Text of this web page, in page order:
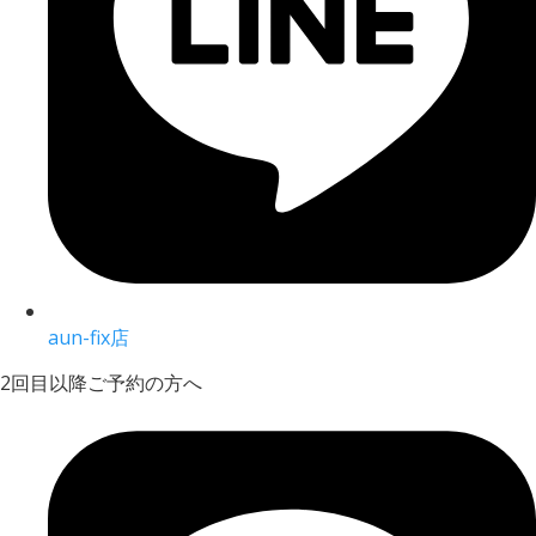
aun-fix店
2回目以降ご予約の方へ